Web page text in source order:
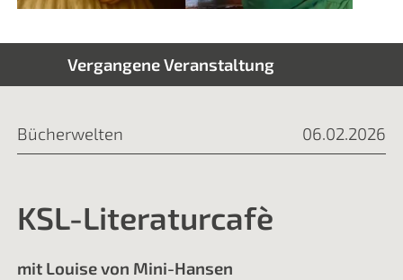
Vergangene Veranstaltung
Bücherwelten 06.02.2026
KSL-Literaturcafè
mit Louise von Mini-Hansen